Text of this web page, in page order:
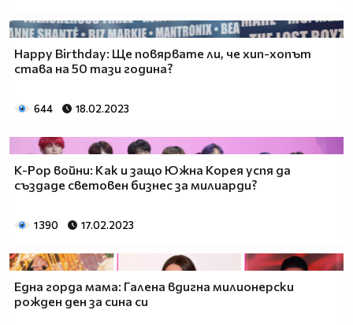
Happy Birthday: Ще повярвате ли, че хип-хопът
става на 50 тази година?
644 18.02.2023
K-Pop войни: Как и защо Южна Корея успя да
създаде световен бизнес за милиарди?
1 390 17.02.2023
Една горда мама: Галена вдигна милионерски
рожден ден за сина си